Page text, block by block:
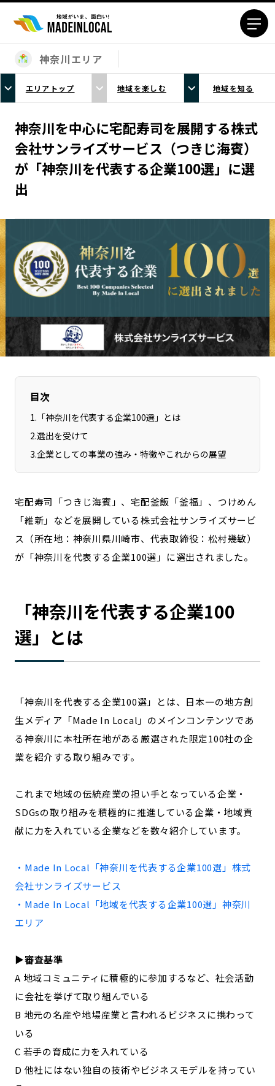
エリアから探す
北海道エリア
青森エリア
岩手エリア
秋田エリア
山形エリア
福島エリア
茨城エリア
栃木エリア
群馬エリア
埼玉エリア
富山エリア
石川エリア
福井エリア
山梨エリア
長野エリア
岐阜エリア
三重エリア
滋賀エリア
京都エリア
大阪市エリア
奈良エリア
鳥取エリア
島根エリア
岡山エリア
山口エリア
徳島エリア
高知エリア
福岡エリア
佐賀エリア
長崎エリア
熊本エリア
大分エリア
宮崎エリア
鹿児島エリア
Localist
SDGsの先駆者
イベント
飲食店
地域豆知識
ニッポンの百選大全集
「人」から探す
お問い合わせ 会社概要
神奈川エリア
エリアトップ 地域を楽しむ 地域を知る
神奈川を中心に宅配寿司を展開する株式
会社サンライズサービス（つきじ海賓）
が「神奈川を代表する企業100選」に選
出
目次
1. 「神奈川を代表する企業100選」とは
2.選出を受けて
3.企業としての事業の強み・特徴やこれからの展望
宅配寿司「つきじ海賓」、宅配釜飯「釜福」、つけめん
「維新」などを展開している株式会社サンライズサービ
ス（所在地：神奈川県川崎市、代表取締役：松村幾敏）
が「神奈川を代表する企業100選」に選出されました。
「神奈川を代表する企業100
選」とは
「神奈川を代表する企業100選」とは、日本一の地方創
生メディア「Made In Local」のメインコンテンツであ
る神奈川 に本社所在地がある厳選された限定100社の企
業を紹介する取り組みです。
これまで地域の伝統産業の担い手となっている企業・
SDGsの取り組みを積極的に推進している企業・地域貢
献に力を入れている企業などを数々紹介しています。
・Made In Local「神奈川を代表する企業100選」 株式
会社サンライズサービス
・Made In Local「地域を代表する企業100選」 神奈川
エリア
▶︎審査基準
A 地域コミュニティに積極的に参加するなど、社会活動
に会社を挙げて取り組んでいる
B 地元の名産や地場産業と言われるビジネスに携わって
いる
C 若手の育成に力を入れている
D 他社にはない独自の技術やビジネスモデルを持ってい